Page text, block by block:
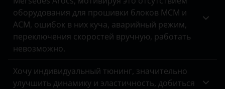
Lexus
Lifan
Mazda
оборудования для прошивки блоков MCM и
ACM, ошибок в них куча, аварийный режим,
переключения скоростей вручную, работать
невозможно.
Хочу индивидуальный тюнинг, значительно
улучшить динамику и эластичность, добиться